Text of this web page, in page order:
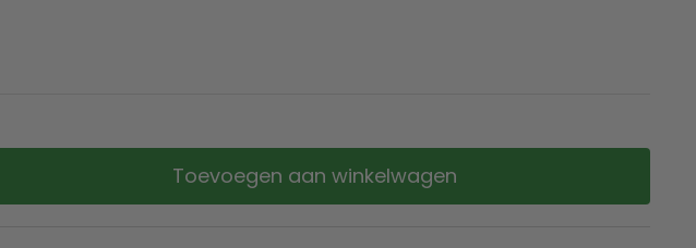
Toevoegen aan winkelwagen